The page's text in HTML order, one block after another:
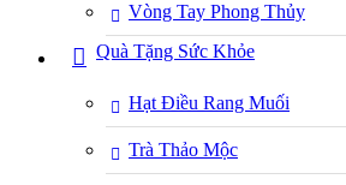
Vòng Tay Phong Thủy
Quà Tặng Sức Khỏe
Hạt Điều Rang Muối
Trà Thảo Mộc